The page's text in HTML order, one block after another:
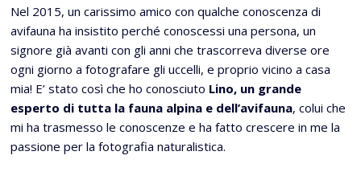
Nel 2015, un carissimo amico con qualche conoscenza di
avifauna ha insistito perché conoscessi una persona, un
signore già avanti con gli anni che trascorreva diverse ore
ogni giorno a fotografare gli uccelli, e proprio vicino a casa
mia! E’ stato così che ho conosciuto Lino, un grande
esperto di tutta la fauna alpina e dell’avifauna, colui che
mi ha trasmesso le conoscenze e ha fatto crescere in me la
passione per la fotografia naturalistica.